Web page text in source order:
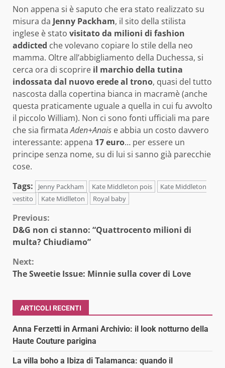
Non appena si è saputo che era stato realizzato su
misura da Jenny Packham, il sito della stilista
inglese è stato visitato da milioni di fashion
addicted che volevano copiare lo stile della neo
mamma. Oltre all’abbigliamento della Duchessa, si
cerca ora di scoprire il marchio della tutina
indossata dal nuovo erede al trono, quasi del tutto
nascosta dalla copertina bianca in macramè (anche
questa praticamente uguale a quella in cui fu avvolto
il piccolo William). Non ci sono fonti ufficiali ma pare
che sia firmataAden+Anais e abbia un costo davvero
interessante: appena 17 euro… per essere un
principe senza nome, su di lui si sanno già parecchie
cose.
Tags:
Jenny Packham Kate Middleton pois
Kate Middleton
vestito
Kate Midlleton Royal baby
Continue
Reading
Previous:
D&G non ci stanno: “Quattrocento milioni di
multa? Chiudiamo”
Next:
The Sweetie Issue: Minnie sulla cover di Love
ARTICOLI RECENTI
Anna Ferzetti in Armani Archivio: il look notturno della
Haute Couture parigina
La villa boho a Ibiza di Talamanca: quando il